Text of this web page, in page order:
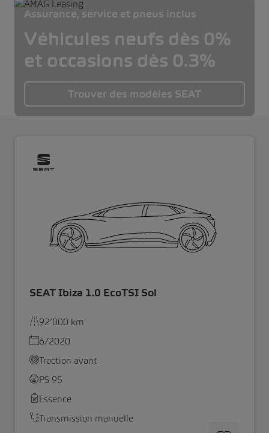
Assurance, service et pneus inclus
Véhicules neufs dès 0%
et occasions dès 0.3%
Trouver des modèles SEAT
SEAT Ibiza 1.0 EcoTSI Sol
92’000 km
6/2020
Traction avant
PS 95
Essence
Transmission manuelle